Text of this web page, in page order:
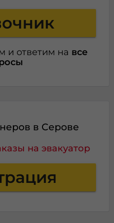
и ответим на все
в Серове
на эвакуатор